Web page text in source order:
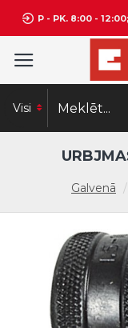
P - PK. 8:00 -
Visi
Galvenā